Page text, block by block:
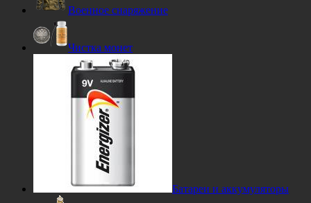
Военное снаряжение
Чистка монет
Батареи и аккумуляторы